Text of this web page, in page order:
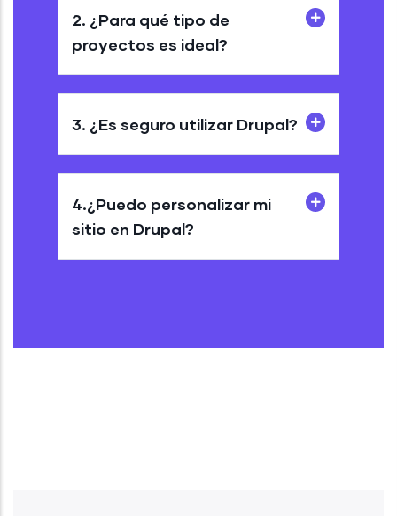
2. ¿Para qué tipo de
proyectos es ideal?
3. ¿Es seguro utilizar Drupal?
4.¿Puedo personalizar mi
sitio en Drupal?